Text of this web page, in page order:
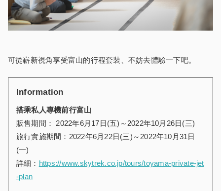
可從嶄新視角享受富山的行程套裝、不妨去體驗一下吧。
Information
搭乘私人專機前行富山
販售期間： 2022年6月17日(五)～2022年10月26日(三)
旅行實施期間：2022年6月22日(三)～2022年10月31日
(一)
詳細： https://www.skytrek.co.jp/tours/toyama-private-jet
-plan